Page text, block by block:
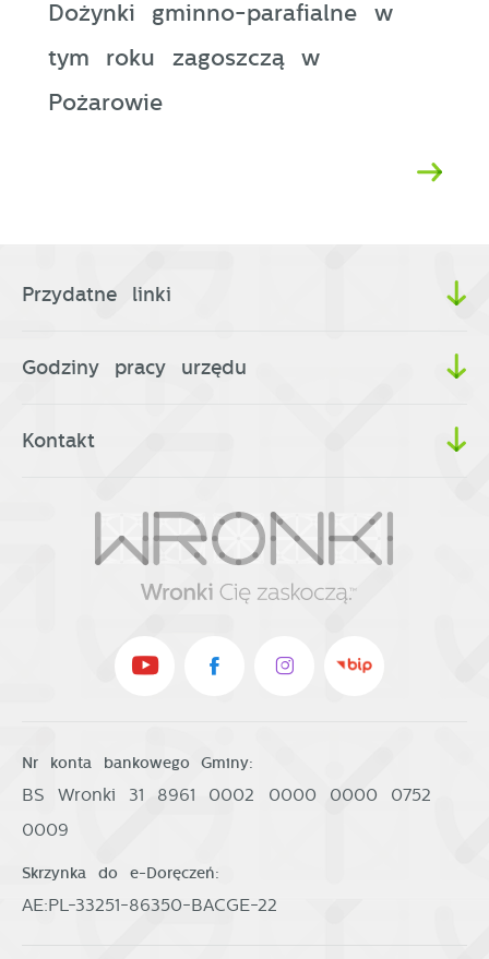
Dożynki gminno-parafialne w
tym roku zagoszczą w
Pożarowie
Przydatne linki
Godziny pracy urzędu
Kontakt
Nr konta bankowego Gminy:
BS Wronki 31 8961 0002 0000 0000 0752
0009
Skrzynka do e-Doręczeń:
AE:PL-33251-86350-BACGE-22